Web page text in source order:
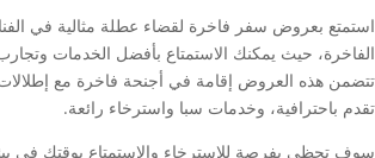
استمتع بعروض سفر فاخرة لقضاء عطلة مثالية في
الفاخرة، حيث يمكنك الاستمتاع بأفضل الخدمات وتجارب
تتضمن هذه العروض إقامة في أجنحة فاخرة مع
تقدم باحترافية، وخدمات سبا واسترخاء رائعة.
سوف تحظى بفرصة للاسترخاء والاستمتاع بوقتك في